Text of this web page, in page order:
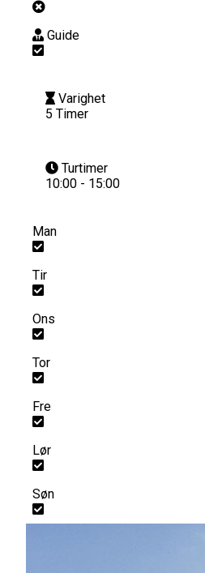
Guide
Varighet
5 Timer
Turtimer
10:00 - 15:00
Man
Tir
Ons
Tor
Fre
Lør
Søn